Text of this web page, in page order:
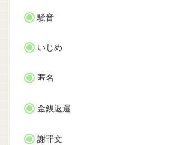
騒音
いじめ
匿名
金銭返還
謝罪文